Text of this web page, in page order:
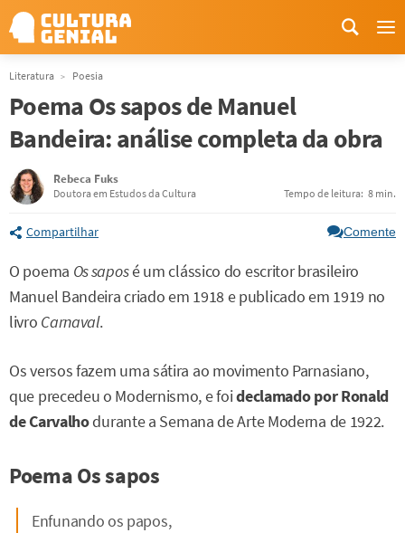
Literatura Poesia
Poema Os sapos de Manuel
Bandeira: análise completa da obra
Rebeca Fuks
Doutora em Estudos da Cultura Tempo de leitura: 8 min.
Compartilhar Comente
O poema Os saposé um clássico do escritor brasileiro
Manuel Bandeira criado em 1918 e publicado em 1919 no
livro Carnaval.
Os versos fazem uma sátira ao movimento Parnasiano,
que precedeu o Modernismo, e foideclamado por Ronald
de Carvalhodurante a Semana de Arte Moderna de 1922.
Poema Os sapos
Enfunando os papos,